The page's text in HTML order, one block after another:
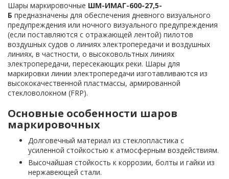
Шары маркировочные ШМ-ИМАГ-600-27,5-
Б предназначены для обеспечения дневного визуального
предупреждения или ночного визуального предупреждения
(если поставляются с отражающей лентой) пилотов
воздушных судов о линиях электропередачи и воздушных
линиях, в частности, о высоковольтных линиях
электропередачи, пересекающих реки. Шары для
маркировки линии электропередачи изготавливаются из
высококачественной пластмассы, армированной
стекловолокном (FRP).
Основные особенности шаров
маркировочных
Долговечный материал из стеклопластика с
усиленной стойкостью к атмосферным воздействиям.
Высочайшая стойкость к коррозии, болты и гайки из
нержавеющей стали.